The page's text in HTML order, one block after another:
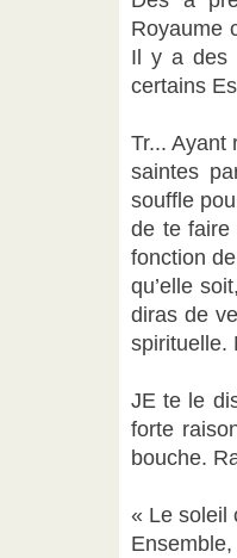
Royaume
Il y a des
certains
Tr... Ayant
saintes
souffle
de te faire
fonction
qu’elle
diras de
spirituelle.
JE te le
forte
bouche.
« Le soleil